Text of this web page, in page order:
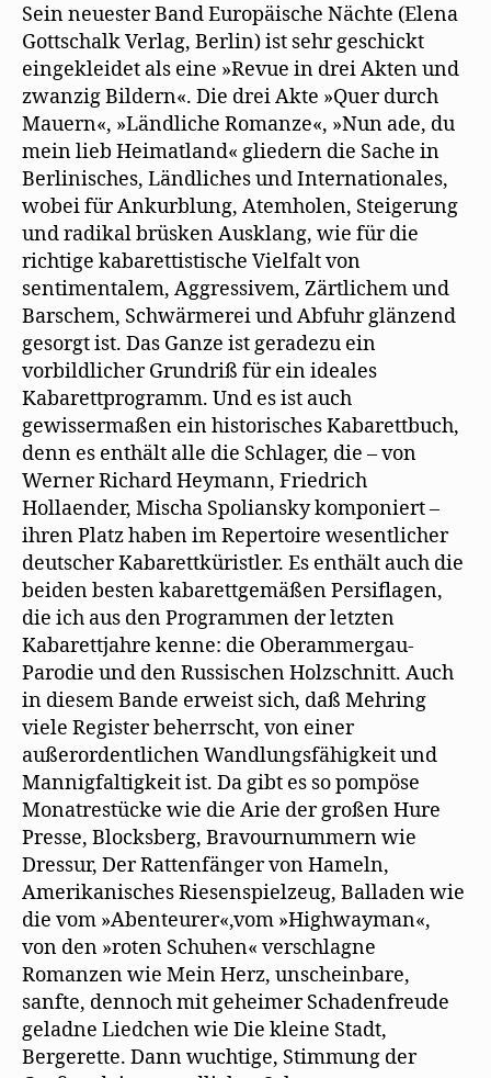
Sein neuester Band Europäische Nächte (Elena
Gottschalk Verlag, Berlin) ist sehr geschickt
eingekleidet als eine »Revue in drei Akten und
zwanzig Bildern«. Die drei Akte »Quer durch
Mauern«, »Ländliche Romanze«, »Nun ade, du
mein lieb Heimatland« gliedern die Sache in
Berlinisches, Ländliches und Internationales,
wobei für Ankurblung, Atemholen, Steigerung
und radikal brüsken Ausklang, wie für die
richtige kabarettistische Vielfalt von
sentimentalem, Aggressivem, Zärtlichem und
Barschem, Schwärmerei und Abfuhr glänzend
gesorgt ist. Das Ganze ist geradezu ein
vorbildlicher Grundriß für ein ideales
Kabarettprogramm. Und es ist auch
gewissermaßen ein historisches Kabarettbuch,
denn es enthält alle die Schlager, die – von
Werner Richard Heymann, Friedrich
Hollaender, Mischa Spoliansky komponiert –
ihren Platz haben im Repertoire wesentlicher
deutscher Kabarettküristler. Es enthält auch die
beiden besten kabarettgemäßen Persiflagen,
die ich aus den Programmen der letzten
Kabarettjahre kenne: die Oberammergau-
Parodie und den Russischen Holzschnitt. Auch
in diesem Bande erweist sich, daß Mehring
viele Register beherrscht, von einer
außerordentlichen Wandlungsfähigkeit und
Mannigfaltigkeit ist. Da gibt es so pompöse
Monatrestücke wie die Arie der großen Hure
Presse, Blocksberg, Bravournummern wie
Dressur, Der Rattenfänger von Hameln,
Amerikanisches Riesenspielzeug, Balladen wie
die vom »Abenteurer«,vom »Highwayman«,
von den »roten Schuhen« verschlagne
Romanzen wie Mein Herz, unscheinbare,
sanfte, dennoch mit geheimer Schadenfreude
geladne Liedchen wie Die kleine Stadt,
Bergerette. Dann wuchtige, Stimmung der